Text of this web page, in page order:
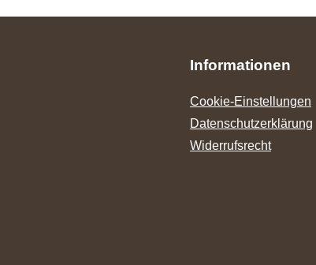
Informationen
Cookie-Einstellungen
Datenschutzerklärung
Widerrufsrecht